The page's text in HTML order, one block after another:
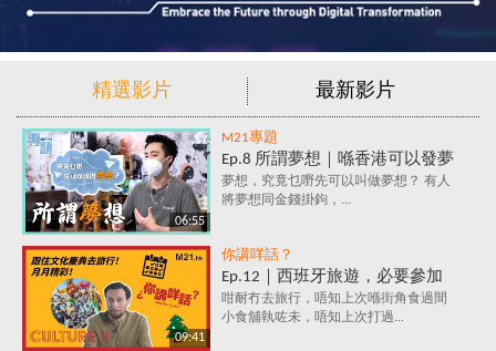
精選影片 最新影片
06:55
M21專題
Ep.8 所謂夢想｜喺香港可以發夢
嗎？夢想究竟係咩？追夢=金錢
+金錢+金錢？
夢想，究竟乜嘢先可以叫做夢想？ 有人
將夢想同金錢掛鉤，...
09:41
你講咩話？
Ep.12｜西班牙旅遊，必要參加
的文化慶典活動✈️ 跟住節日去旅
行～月月精彩！
咁耐冇去旅行，唔知上次喺街角食過間
小食舖執咗未，唔知上次打過...